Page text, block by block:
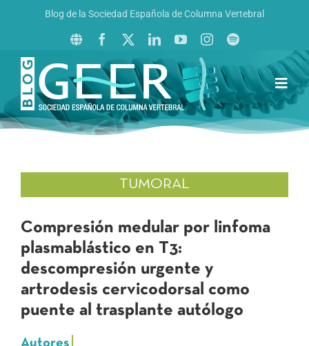
Blog de la Sociedad Española de Columna Vertebral
Inicio
Revista La Columna al Día
TUMORAL
Compresión medular por linfoma
plasmablástico en T3:
descompresión urgente y
artrodesis cervicodorsal como
puente al trasplante autólogo